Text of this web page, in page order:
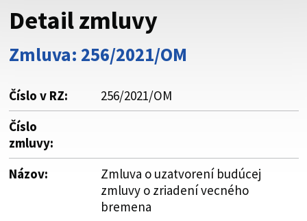
Buďte pozorní a vždy sa uistite, že zdieľate informácie iba
cez zabezpečenú webovú stránku. Zabezpečená stránka
vždy začína https:// pred názvom domény webového sídla.
Detail zmluvy
Zmluva: 256/2021/OM
Číslo v RZ:
256/2021/OM
Číslo
zmluvy:
Názov:
Zmluva o uzatvorení budúcej
zmluvy o zriadení vecného
bremena